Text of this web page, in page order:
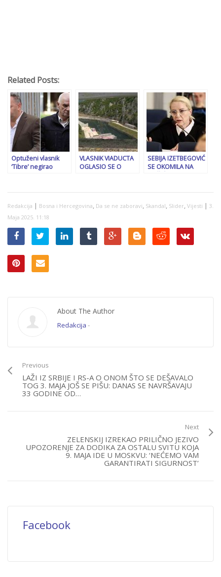
Related Posts:
Optuženi vlasnik
‘Tibre’ negirao
suđenju Tihomiru
Memiću zbog
malverzacija na
VLASNIK VIADUCTA
OGLASIO SE O
novac ćemo dobiti
SEBIJA IZETBEGOVIĆ
SE OKOMILA NA
poručila – “Ima li još
Redakcija | Bosna i Hercegovina, Da se ne zaboravi, Skandal, Slider, Vijesti | 3.
Maja 2025. 11:18
About The Author
Redakcija -
Previous
LAŽI IZ SRBIJE I RS-A O ONOM ŠTO SE DEŠAVALO
TOG 3. MAJA JOŠ SE PIŠU: DANAS SE NAVRŠAVAJU
33 GODINE OD…
Next
ZELENSKIJ IZREKAO PRILIČNO JEZIVO
UPOZORENJE ZA DODIKA ZA OSTALU SVITU KOJA
9. MAJA IDE U MOSKVU: ‘NEĆEMO VAM
GARANTIRATI SIGURNOST’
Facebook